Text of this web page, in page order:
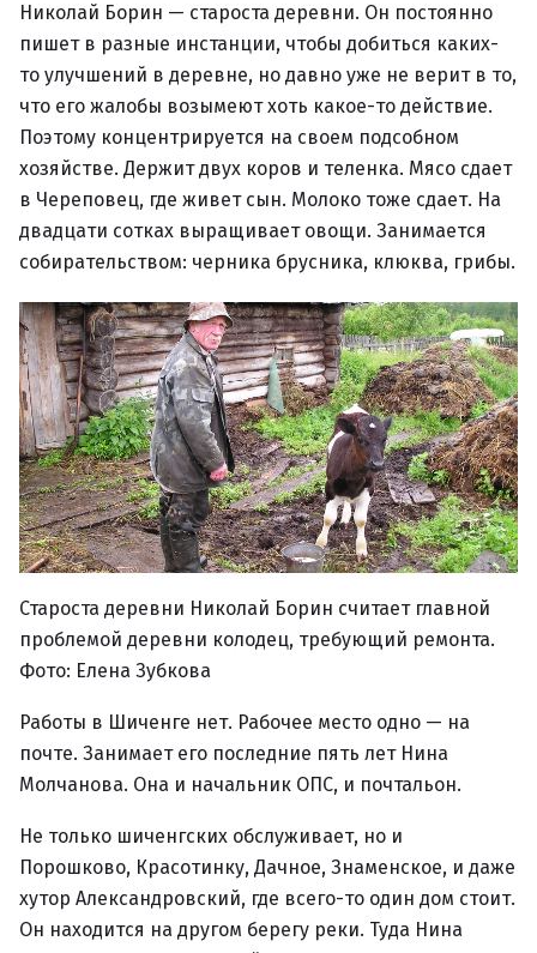
Николай Борин — староста деревни. Он постоянно
пишет в разные инстанции, чтобы добиться каких-
то улучшений в деревне, но давно уже не верит в то,
что его жалобы возымеют хоть какое-то действие.
Поэтому концентрируется на своем подсобном
хозяйстве. Держит двух коров и теленка. Мясо сдает
в Череповец, где живет сын. Молоко тоже сдает. На
двадцати сотках выращивает овощи. Занимается
собирательством: черника брусника, клюква, грибы.
Староста деревни Николай Борин считает главной
проблемой деревни колодец, требующий ремонта.
Фото: Елена Зубкова
Работы в Шиченге нет. Рабочее место одно — на
почте. Занимает его последние пять лет Нина
Молчанова. Она и начальник ОПС, и почтальон.
Не только шиченгских обслуживает, но и
Порошково, Красотинку, Дачное, Знаменское, и даже
хутор Александровский, где всего-то один дом стоит.
Он находится на другом берегу реки. Туда Нина